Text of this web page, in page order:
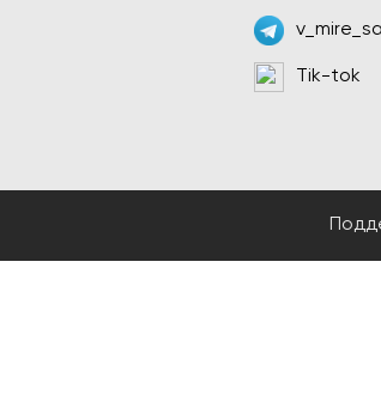
Tik-tok